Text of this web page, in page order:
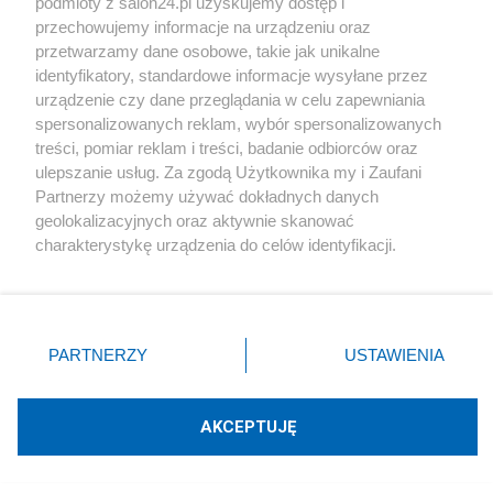
centralnym punkcie, natomiast wewnątrz
sferycznej powłoki grawitacyjne przyśpieszenie w
każdym miejscu jest równe zero.
W skrócie można powiedzieć, że przedstawione tu
dwa grawitacyjne przesądy powstały dzięki
niewłaściwemu wykorzystaniu matematyki.
Wykorzystano ją przy milczącym założeniu, że
w objętości ciał ma charakter ziarnisty.
4. Skutki grawitacyjnych przesądów dla nauki
Istnienie w nauce opisanych dwóch
przechowujemy informacje na urządzeniu oraz
przetwarzamy dane osobowe, takie jak unikalne
identyfikatory, standardowe informacje wysyłane przez
urządzenie czy dane przeglądania w celu zapewniania
spersonalizowanych reklam, wybór spersonalizowanych
treści, pomiar reklam i treści, badanie odbiorców oraz
ulepszanie usług. Za zgodą Użytkownika my i Zaufani
Partnerzy możemy używać dokładnych danych
geolokalizacyjnych oraz aktywnie skanować
charakterystykę urządzenia do celów identyfikacji.
zmienić/wycofać klikając przycisk ustawień prywatności
znajdujący się w lewym dolnym rogu strony
rodzaje przetwarzania danych nie wymagają zgody
użytkownika, ale masz prawo sprzeciwić się takiemu
PARTNERZY USTAWIENIA
AKCEPTUJĘ